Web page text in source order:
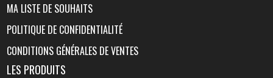
MA LISTE DE SOUHAITS
POLITIQUE DE CONFIDENTIALITÉ
CONDITIONS GÉNÉRALES DE VENTES
LES PRODUITS